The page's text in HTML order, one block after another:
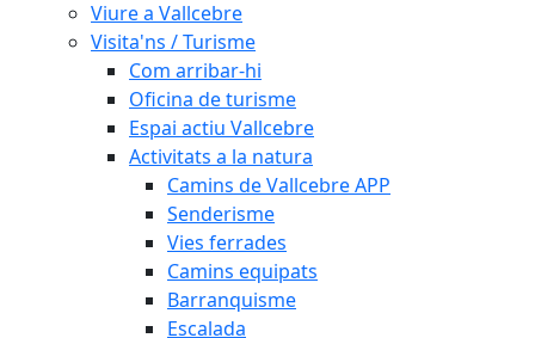
Viure a Vallcebre
Visita'ns / Turisme
Com arribar-hi
Oficina de turisme
Espai actiu Vallcebre
Activitats a la natura
Camins de Vallcebre APP
Senderisme
Vies ferrades
Camins equipats
Barranquisme
Escalada